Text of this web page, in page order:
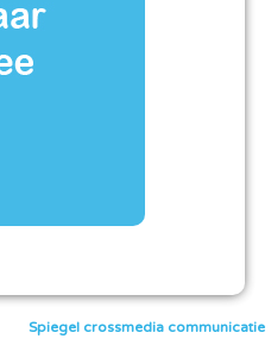
Spiegel crossmedia communicatie